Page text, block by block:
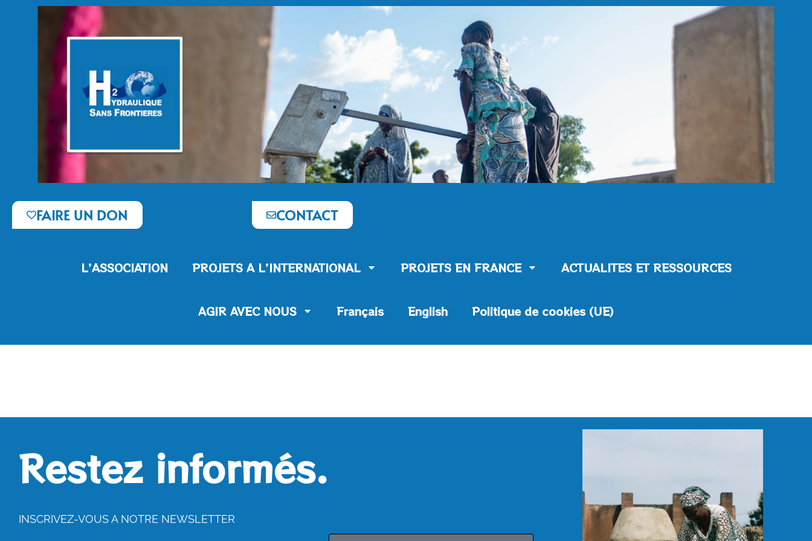
FAIRE UN DON CONTACT
L’ASSOCIATION PROJETS A L’INTERNATIONAL PROJETS EN FRANCE ACTUALITES ET RESSOURCES
AGIR AVEC NOUS Français English Politique de cookies (UE)
Restez informés.
INSCRIVEZ-VOUS A NOTRE NEWSLETTER